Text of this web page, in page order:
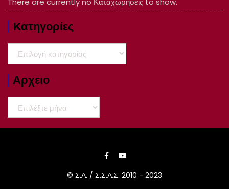
Kατηγορίες
Αρχειο
© Σ.Α. / Σ.Σ.Α.Σ. 2010 - 2023